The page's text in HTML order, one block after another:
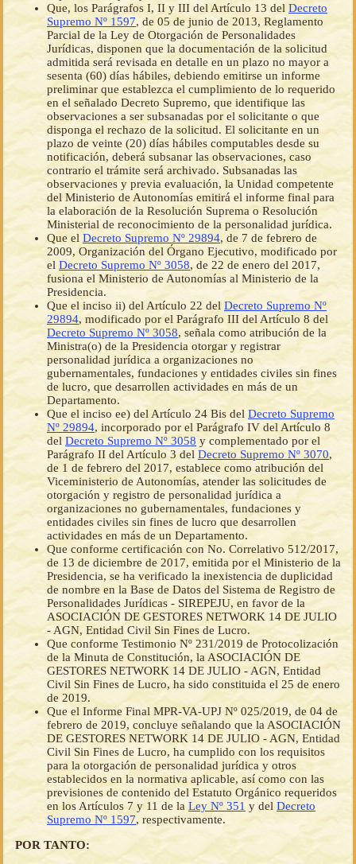
Que, los Parágrafos I, II y III del Artículo 13 del Decreto
Supremo Nº 1597, de 05 de junio de 2013, Reglamento
Parcial de la Ley de Otorgación de Personalidades
Jurídicas, disponen que la documentación de la solicitud
admitida será revisada en detalle en un plazo no mayor a
sesenta (60) días hábiles, debiendo emitirse un informe
preliminar que establezca el cumplimiento de lo requerido
en el señalado Decreto Supremo, que identifique las
observaciones a ser subsanadas por el solicitante o que
disponga el rechazo de la solicitud. El solicitante en un
plazo de veinte (20) días hábiles computables desde su
notificación, deberá subsanar las observaciones, caso
contrario el trámite será archivado. Subsanadas las
observaciones y previa evaluación, la Unidad competente
del Ministerio de Autonomías emitirá el informe final para
la elaboración de la Resolución Suprema o Resolución
Ministerial de reconocimiento de la personalidad jurídica.
Que el Decreto Supremo Nº 29894, de 7 de febrero de
2009, Organización del Órgano Ejecutivo, modificado por
el Decreto Supremo Nº 3058, de 22 de enero del 2017,
fusiona el Ministerio de Autonomías al Ministerio de la
Presidencia.
Que el inciso ii) del Artículo 22 del Decreto Supremo Nº
29894, modificado por el Parágrafo III del Artículo 8 del
Decreto Supremo Nº 3058, señala como atribución de la
Ministra(o) de la Presidencia otorgar y registrar
personalidad jurídica a organizaciones no
gubernamentales, fundaciones y entidades civiles sin fines
de lucro, que desarrollen actividades en más de un
Departamento.
Que el inciso ee) del Artículo 24 Bis del Decreto Supremo
Nº 29894, incorporado por el Parágrafo IV del Artículo 8
del Decreto Supremo Nº 3058 y complementado por el
Parágrafo II del Artículo 3 del Decreto Supremo Nº 3070,
de 1 de febrero del 2017, establece como atribución del
Viceministerio de Autonomías, atender las solicitudes de
otorgación y registro de personalidad jurídica a
organizaciones no gubernamentales, fundaciones y
entidades civiles sin fines de lucro que desarrollen
actividades en más de un Departamento.
Que conforme certificación con No. Correlativo 512/2017,
de 13 de diciembre de 2017, emitida por el Ministerio de la
Presidencia, se ha verificado la inexistencia de duplicidad
de nombre en la Base de Datos del Sistema de Registro de
Personalidades Jurídicas - SIREPEJU, en favor de la
ASOCIACIÓN DE GESTORES NETWORK 14 DE JULIO
- AGN, Entidad Civil Sin Fines de Lucro.
Que conforme Testimonio Nº 231/2019 de Protocolización
de la Minuta de Constitución, la ASOCIACIÓN DE
GESTORES NETWORK 14 DE JULIO - AGN, Entidad
Civil Sin Fines de Lucro, ha sido constituida el 25 de enero
de 2019.
Que el Informe Final MPR-VA-UPJ Nº 025/2019, de 04 de
febrero de 2019, concluye señalando que la ASOCIACIÓN
DE GESTORES NETWORK 14 DE JULIO - AGN, Entidad
Civil Sin Fines de Lucro, ha cumplido con los requisitos
para la otorgación de personalidad jurídica y otros
establecidos en la normativa aplicable, así como con las
previsiones de contenido del Estatuto Orgánico requeridos
en los Artículos 7 y 11 de la Ley Nº 351 y del Decreto
Supremo Nº 1597, respectivamente.
POR TANTO: